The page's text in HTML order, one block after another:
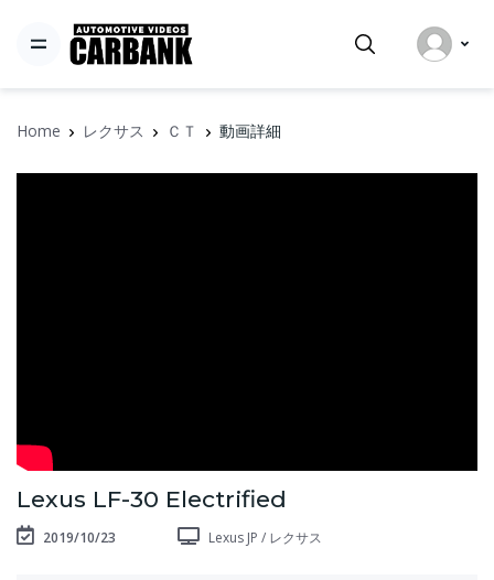
Home レクサス ＣＴ 動画詳細
Lexus LF-30 Electrified
2019/10/23 Lexus JP / レクサス